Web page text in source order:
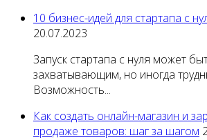
10 бизнес-идей для стартапа с
20.07.2023
Запуск стартапа с нуля может
захватывающим, но иногда
Возможность...
Как создать онлайн-магазин и
продаже товаров: шаг за шагом